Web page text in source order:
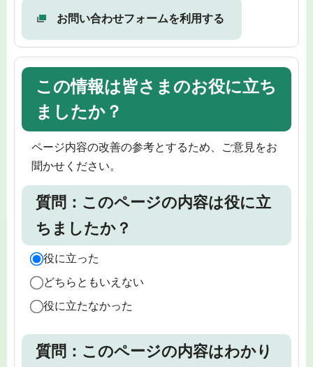
お問い合わせフォームを利用する
この情報は皆さまのお役に立ち
ましたか？
ページ内容の改善の参考とするため、ご意見をお
聞かせください。
質問：このページの内容は役に立
ちましたか？
役に立った
どちらともいえない
役に立たなかった
質問：このページの内容はわかり